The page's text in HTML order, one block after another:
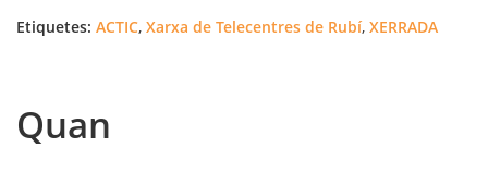
Etiquetes: ACTIC, Xarxa de Telecentres de Rubí, XERRADA
Quan